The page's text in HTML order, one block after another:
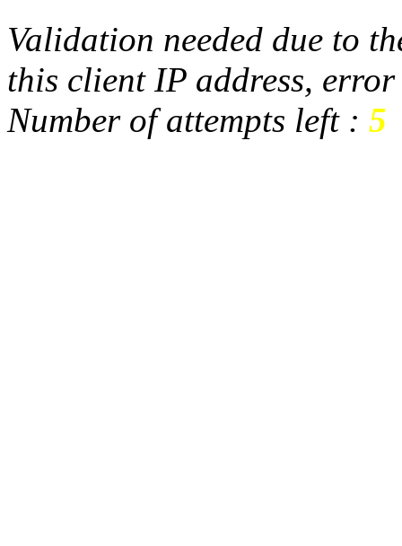
Validation needed due to
this client IP address,
Number of attempts left : 5